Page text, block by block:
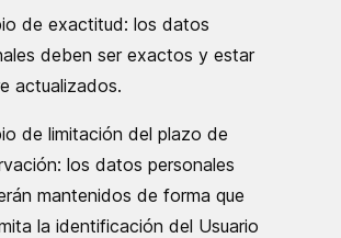
de exactitud: los datos
deben ser exactos y estar
actualizados.
de limitación del plazo de
los datos personales
mantenidos de forma que
la identificación del Usuario